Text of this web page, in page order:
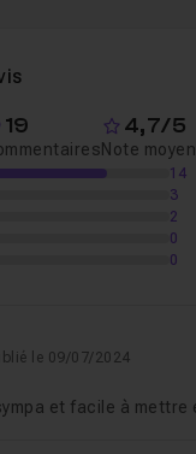
19 4,7/5
Note
14
3
2
0
0
le 09/07/2024
et facile à mettre